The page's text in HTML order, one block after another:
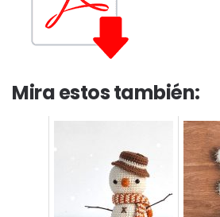
Mira estos también: